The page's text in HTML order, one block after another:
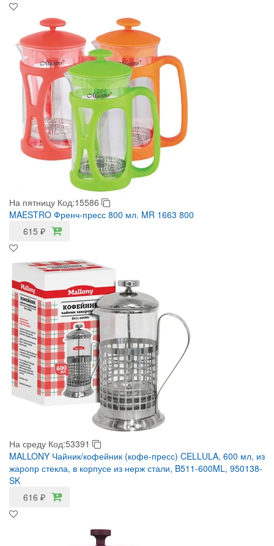
На пятницу Код:15586
MAESTRO Френч-пресс 800 мл. MR 1663 800
615 ₽
На среду Код:53391
MALLONY Чайник/кофейник (кофе-пресс) CELLULA, 600 мл, из
жаропр стекла, в корпусе из нерж стали, B511-600ML, 950138-
SK
616 ₽